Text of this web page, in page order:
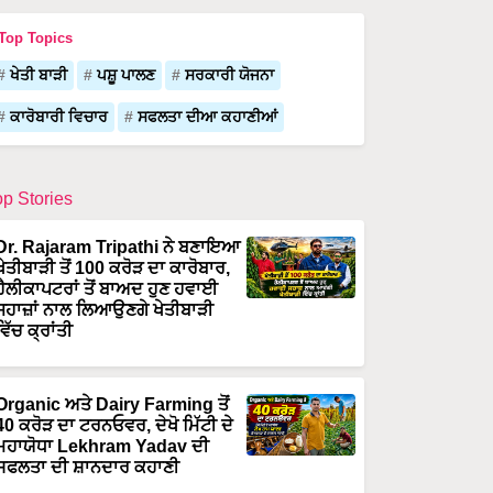
Topics
ਖੇਤੀ ਬਾੜੀ ਪਸ਼ੂ ਪਾਲਣ ਸਰਕਾਰੀ ਯੋਜਨਾ
ਕਾਰੋਬਾਰੀ ਵਿਚਾਰ ਸਫਲਤਾ ਦੀਆ ਕਹਾਣੀਆਂ
Stories
Rajaram Tripathi ਨੇ ਬਣਾਇਆ
ਤੋਂ 100 ਕਰੋੜ ਦਾ ਕਾਰੋਬਾਰ,
ਤੋਂ ਬਾਅਦ ਹੁਣ ਹਵਾਈ
ਨਾਲ ਲਿਆਉਣਗੇ ਖੇਤੀਬਾੜੀ
ਕ੍ਰਾਂਤੀ
ਅਤੇ Dairy Farming ਤੋਂ
ਕਰੋੜ ਦਾ ਟਰਨਓਵਰ, ਦੇਖੋ ਮਿੱਟੀ ਦੇ
Lekhram Yadav ਦੀ
ਦੀ ਸ਼ਾਨਦਾਰ ਕਹਾਣੀ